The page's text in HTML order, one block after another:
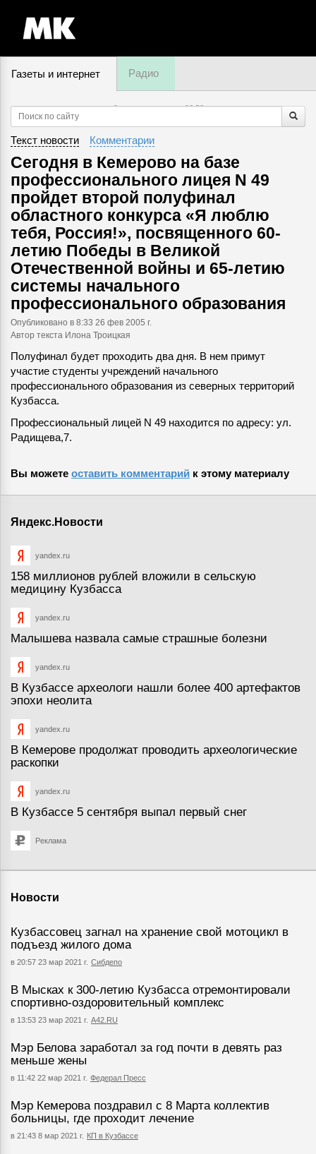
Газеты и интернет Радио
8 августа, пятница,03:52
Текст новости Комментарии
Сегодня в Кемерово на базе
профессионального лицея N 49
пройдет второй полуфинал
областного конкурса «Я люблю
тебя, Россия!», посвященного 60-
летию Победы в Великой
Отечественной войны и 65-летию
системы начального
профессионального образования
Опубликовано в 8:33 26 фев 2005 г.
Автор текста Илона Троицкая
Полуфинал будет проходить два дня. В нем примут
участие студенты учреждений начального
профессионального образования из северных территорий
Кузбасса.
Профессиональный лицей N 49 находится по адресу: ул.
Радищева,7.
Вы можете оставить комментарий к этому материалу
Яндекс.Новости
yandex.ru
158 миллионов рублей вложили в сельскую
медицину Кузбасса
yandex.ru
Малышева назвала самые страшные болезни
yandex.ru
В Кузбассе археологи нашли более 400 артефактов
эпохи неолита
yandex.ru
В Кемерове продолжат проводить археологические
раскопки
yandex.ru
В Кузбассе 5 сентября выпал первый снег
Реклама
Новости
Кузбассовец загнал на хранение свой мотоцикл в
подъезд жилого дома
в 20:57 23 мар 2021 г. Сибдепо
В Мысках к 300-летию Кузбасса отремонтировали
спортивно-оздоровительный комплекс
в 13:53 23 мар 2021 г. А42.RU
Мэр Белова заработал за год почти в девять раз
меньше жены
в 11:42 22 мар 2021 г. Федерал Пресс
Мэр Кемерова поздравил с 8 Марта коллектив
больницы, где проходит лечение
в 21:43 8 мар 2021 г. КП в Кузбассе